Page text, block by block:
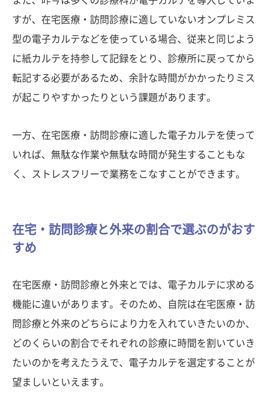
すが、在宅医療・訪問診療に適していないオンプレミス
型の電子カルテなどを使っている場合、従来と同じよう
に紙カルテを持参して記録をとり、診療所に戻ってから
転記する必要があるため、余計な時間がかかったりミス
が起こりやすかったりという課題があります。
一方、在宅医療・訪問診療に適した電子カルテを使って
いれば、無駄な作業や無駄な時間が発生することもな
く、ストレスフリーで業務をこなすことができます。
在宅・訪問診療と外来の割合で選ぶのがおす
すめ
在宅医療・訪問診療と外来とでは、電子カルテに求める
機能に違いがあります。そのため、自院は在宅医療・訪
問診療と外来のどちらにより力を入れていきたいのか、
どのくらいの割合でそれぞれの診療に時間を割いていき
たいのかを考えたうえで、電子カルテを選定することが
望ましいといえます。